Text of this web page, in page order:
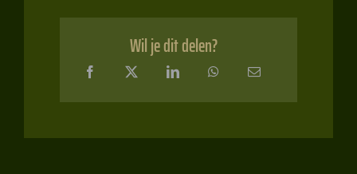
Wil je dit delen?